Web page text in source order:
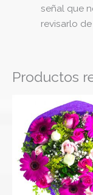
señal que
revisarlo
Productos